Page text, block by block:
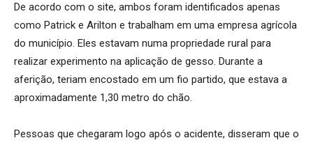
De acordo com o site, ambos foram identificados apenas
como Patrick e Arilton e trabalham em uma empresa agrícola
do município. Eles estavam numa propriedade rural para
realizar experimento na aplicação de gesso. Durante a
aferição, teriam encostado em um fio partido, que estava a
aproximadamente 1,30 metro do chão.
Pessoas que chegaram logo após o acidente, disseram que o